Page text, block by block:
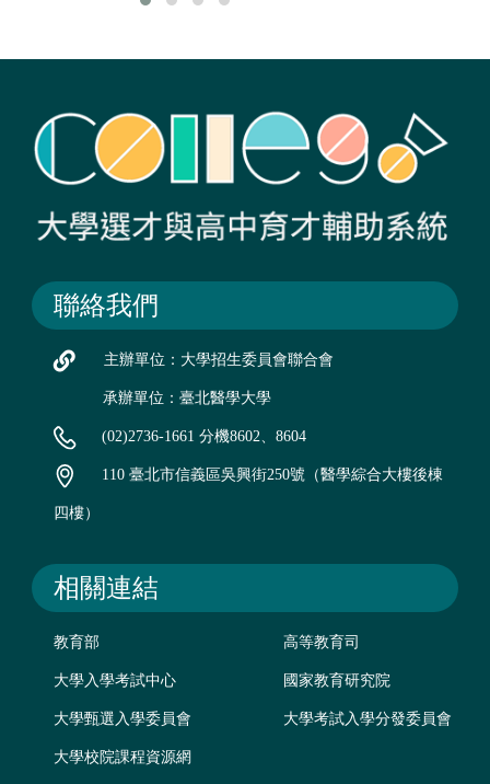
聯絡我們
主辦單位：大學招生委員會聯合會
承辦單位：臺北醫學大學
(02)2736-1661 分機8602、8604
110 臺北市信義區吳興街250號（醫學綜合大樓後棟
四樓）
相關連結
教育部 高等教育司
大學入學考試中心 國家教育研究院
大學甄選入學委員會 大學考試入學分發委員會
大學校院課程資源網